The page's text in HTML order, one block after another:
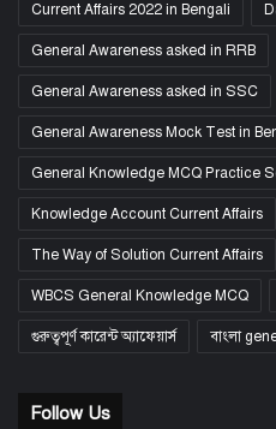
Current Affairs 2022 in Bengali
General Awareness asked in RRB
General Awareness asked in SSC
General Awareness Mock Test in
General Knowledge MCQ Practice
Knowledge Account Current Affairs
The Way of Solution Current Affairs
WBCS General Knowledge MCQ
গুরুত্বপূর্ণ কারেন্ট অ্যাফেয়ার্স বাংলা
Follow Us